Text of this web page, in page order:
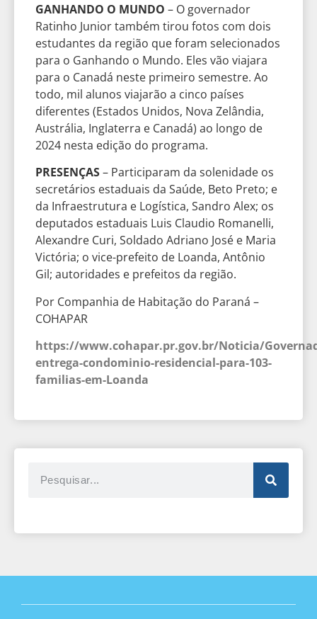
GANHANDO O MUNDO – O governador
Ratinho Junior também tirou fotos com dois
estudantes da região que foram selecionados
para o Ganhando o Mundo. Eles vão viajara
para o Canadá neste primeiro semestre. Ao
todo, mil alunos viajarão a cinco países
diferentes (Estados Unidos, Nova Zelândia,
Austrália, Inglaterra e Canadá) ao longo de
2024 nesta edição do programa.
PRESENÇAS– Participaram da solenidade os
secretários estaduais da Saúde, Beto Preto; e
da Infraestrutura e Logística, Sandro Alex; os
deputados estaduais Luis Claudio Romanelli,
Alexandre Curi, Soldado Adriano José e Maria
Victória; o vice-prefeito de Loanda, Antônio
Gil; autoridades e prefeitos da região.
Por Companhia de Habitação do Paraná –
COHAPAR
https://www.cohapar.pr.gov.br/Noticia/
entrega-condominio-residencial-para-103-
familias-em-Loanda